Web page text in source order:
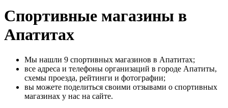
Спортивные магазины в
Апатитах
Мы нашли 9 спортивных магазинов в Апатитах;
все адреса и телефоны организаций в городе Апатиты,
схемы проезда, рейтинги и фотографии;
вы можете поделиться своими отзывами о спортивных
магазинах у нас на сайте.